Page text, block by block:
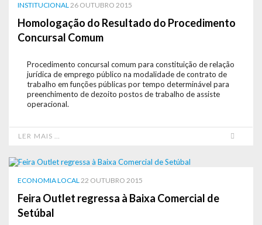
Homologação do Resultado do Procedimento
Concursal Comum
INSTITUCIONAL26 OUTUBRO 2015
Procedimento concursal comum para constituição de relação
jurídica de emprego público na modalidade de contrato de
trabalho em funções públicas por tempo determinável para
preenchimento de dezoito postos de trabalho de assiste
operacional.
LER MAIS …
Feira Outlet regressa à Baixa Comercial de
Setúbal
ECONOMIA LOCAL22 OUTUBRO 2015